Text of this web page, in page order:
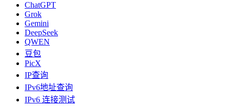
ChatGPT
Grok
Gemini
DeepSeek
QWEN
豆包
PicX
IP查询
IPv6地址查询
IPv6 连接测试